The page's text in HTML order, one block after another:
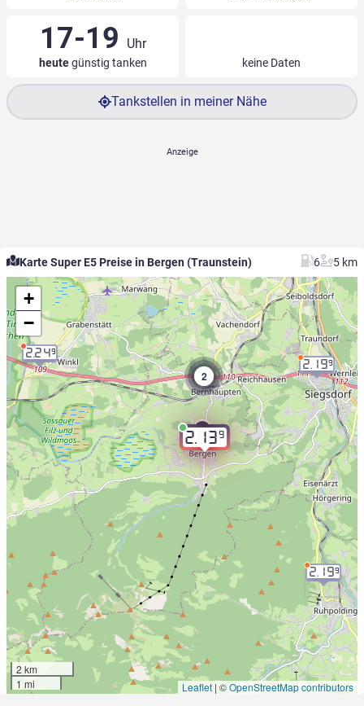
17-19 Uhr
heutegünstig tanken keine Daten
Tankstellen in meiner Nähe
Karte Super E5 Preise in Bergen (Traunstein) 6 5 km
2.139
2.249
2.199
2.199
2
+
−
2 km
1 mi
Leaflet | ©OpenStreetMap contributors